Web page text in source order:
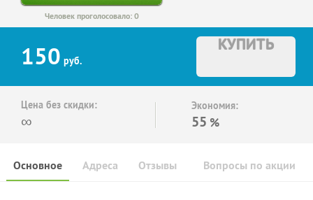
Человек проголосовало: 0
150 руб.
КУПИТЬ
Цена без скидки:
∞
Экономия:
55 %
Основное Отзывы Вопросы по акции
Адреса